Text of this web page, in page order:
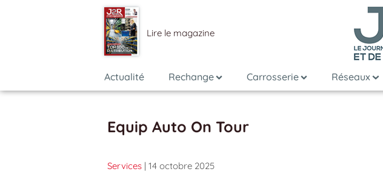
Lire le magazine
Actualité Rechange Carrosserie Réseaux
Equip Auto On Tour
Services | 14 octobre 2025